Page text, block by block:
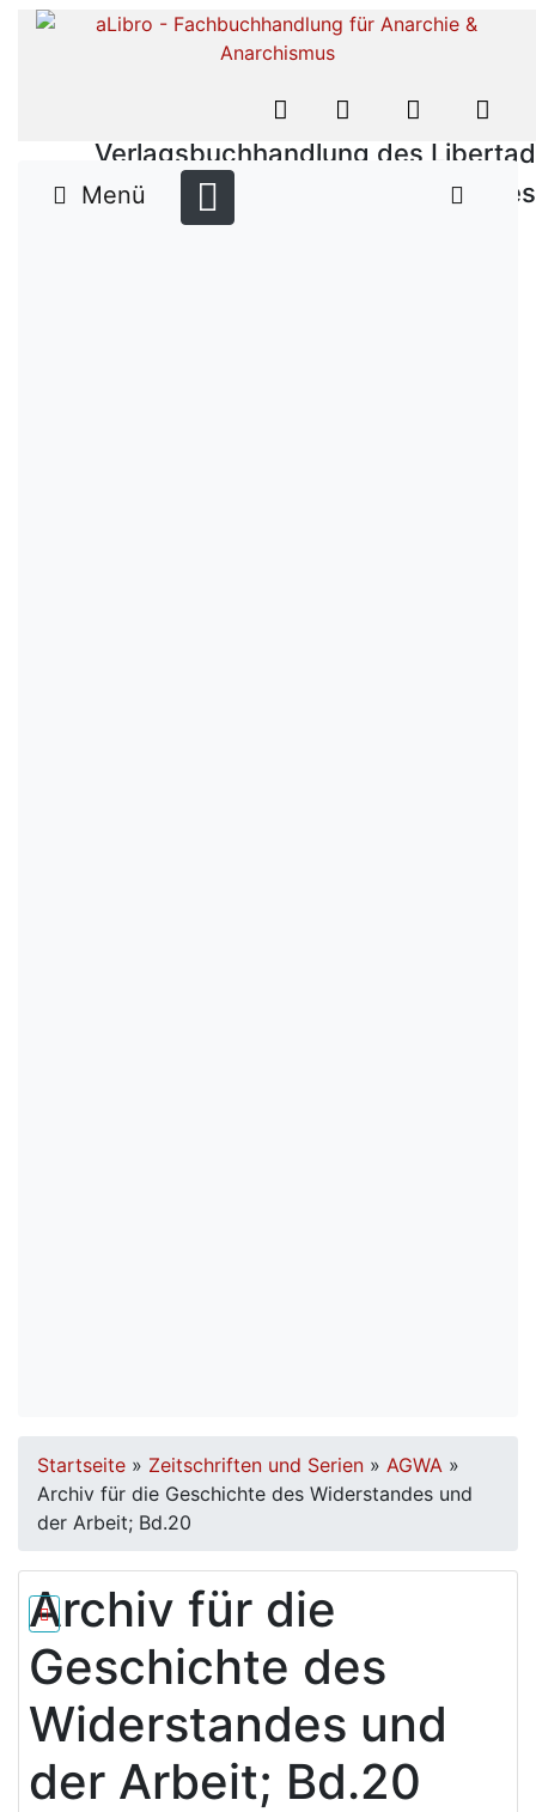
Verlagsbuchhandlung des Libertad
Verlages
Menü
Startseite » Zeitschriften und Serien » AGWA »
Archiv für die Geschichte des Widerstandes und
der Arbeit; Bd.20
Archiv für die
Geschichte des
Widerstandes und
der Arbeit; Bd.20